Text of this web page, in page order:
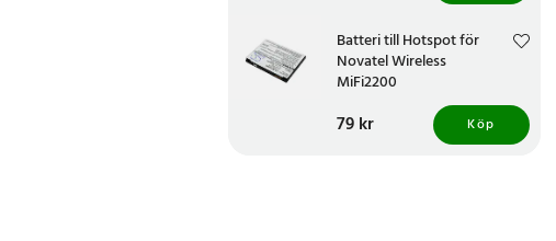
Batteri till Hotspot för
Novatel Wireless
MiFi2200
Pris:79 kr
79 kr Köp